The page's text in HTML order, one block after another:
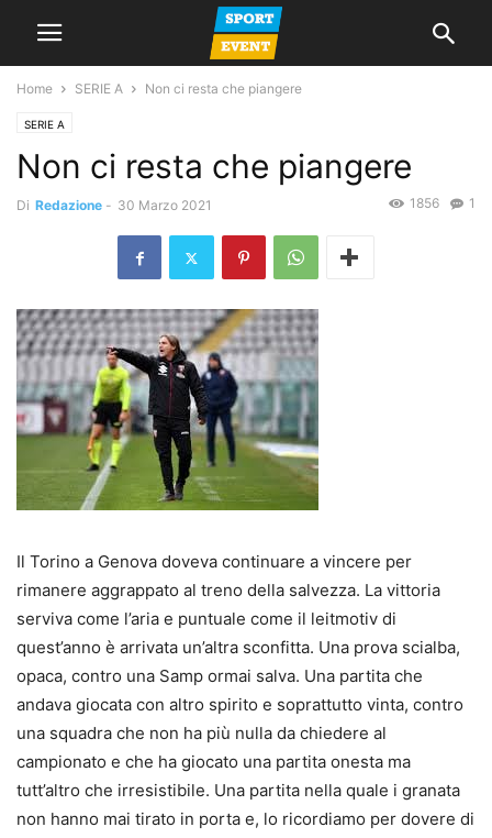
Home SERIE A Non ci resta che piangere
SERIE A
Non ci resta che piangere
Di Redazione - 30 Marzo 2021 1
1856
Il Torino a Genova doveva continuare a vincere per
rimanere aggrappato al treno della salvezza. La vittoria
serviva come l’aria e puntuale come il leitmotiv di
quest’anno è arrivata un’altra sconfitta. Una prova scialba,
opaca, contro una Samp ormai salva. Una partita che
andava giocata con altro spirito e soprattutto vinta, contro
una squadra che non ha più nulla da chiedere al
campionato e che ha giocato una partita onesta ma
tutt’altro che irresistibile. Una partita nella quale i granata
non hanno mai tirato in porta e, lo ricordiamo per dovere di